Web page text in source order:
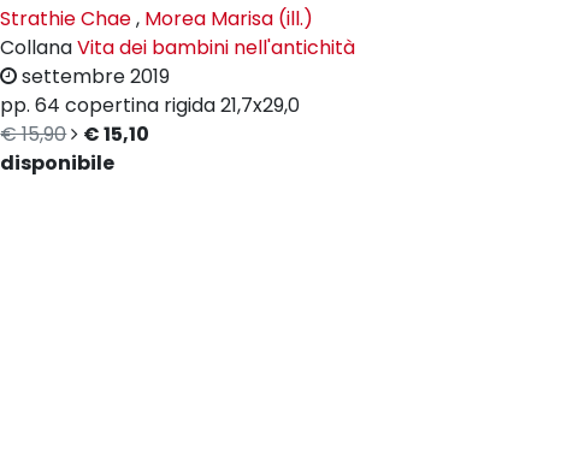
Strathie Chae, Morea Marisa (ill.)
CollanaVita dei bambini nell'antichità
settembre 2019
pp. 64 copertina rigida21,7x29,0
€ 15,90
€ 15,10
disponibile